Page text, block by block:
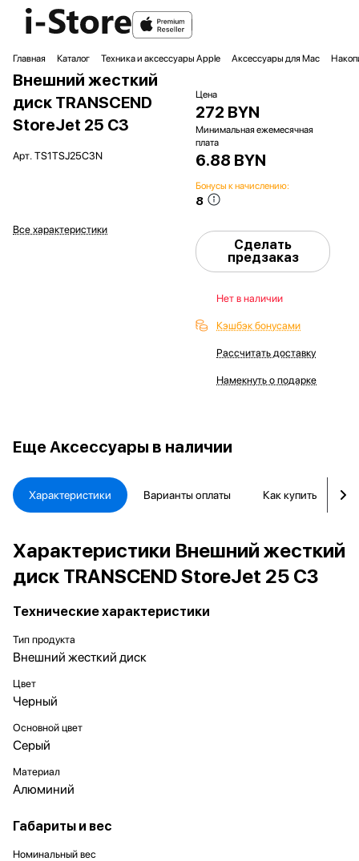
Главная Каталог Техника и аксессуары Apple Аксессуары для Mac
Внешний жесткий
диск TRANSCEND
StoreJet 25 С3
Арт. TS1TSJ25C3N
Все характеристики
Цена
272 BYN
Минимальная ежемесячная
плата
6.88 BYN
Бонусы к начислению:
8
Сделать
предзаказ
Нет в наличии
Кэшбэк бонусами
Рассчитать доставку
Намекнуть о подарке
Еще Аксессуары в наличии
Характеристики Варианты оплаты Как купить
Характеристики Внешний жесткий
диск TRANSCEND StoreJet 25 С3
Технические характеристики
Тип продукта
Внешний жесткий диск
Цвет
Черный
Основной цвет
Серый
Материал
Алюминий
Габариты и вес
Номинальный вес